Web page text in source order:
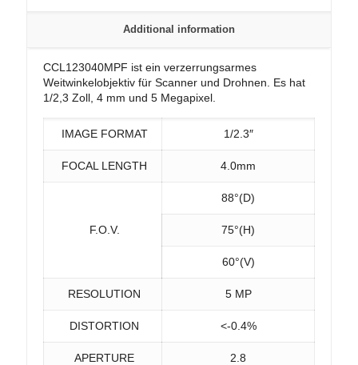
Additional information
CCL123040MPF ist ein verzerrungsarmes
Weitwinkelobjektiv für Scanner und Drohnen. Es hat
1/2,3 Zoll, 4 mm und 5 Megapixel.
IMAGE FORMAT 1/2.3″
FOCAL LENGTH 4.0mm
F.O.V.
88°(D)
75°(H)
60°(V)
RESOLUTION 5 MP
DISTORTION <-0.4%
APERTURE 2.8